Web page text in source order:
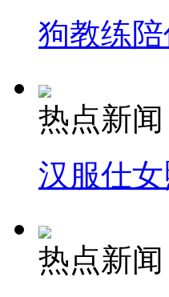
狗教练
热点新闻
汉服仕
热点新闻